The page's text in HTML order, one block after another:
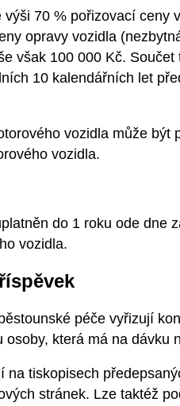
70 % pořizovací ceny
opravy vozidla
však 100 000 Kč.
10 kalendářních let
vozidla může být
vozidla.
do 1 roku ode dne
vozidla.
péče vyřizují
která má na dávku
na tiskopisech
stránek. Lze taktéž